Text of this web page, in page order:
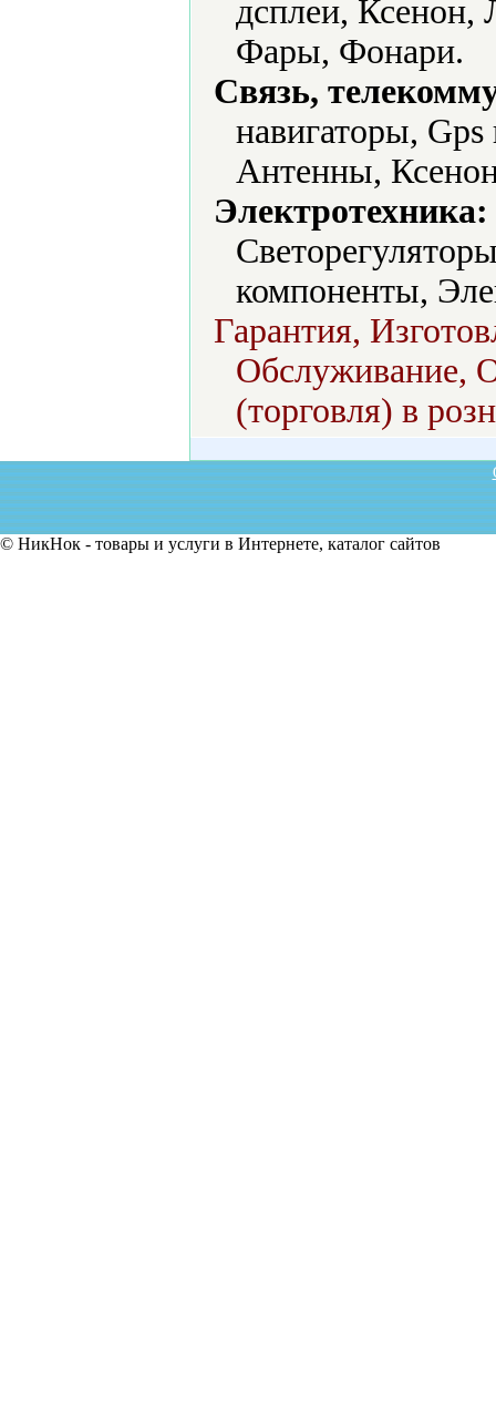
дсплеи, Ксенон,
Фары, Фонари.
Связь,
навигаторы,
Антенны,
Электротехника:
компоненты,
Гарантия,
Обслуживание,
(торговля) в
© НикНок - товары и услуги в Интернете, каталог сайтов